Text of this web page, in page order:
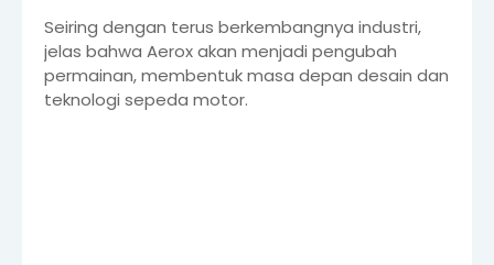
Seiring dengan terus berkembangnya industri,
jelas bahwa Aerox akan menjadi pengubah
permainan, membentuk masa depan desain dan
teknologi sepeda motor.